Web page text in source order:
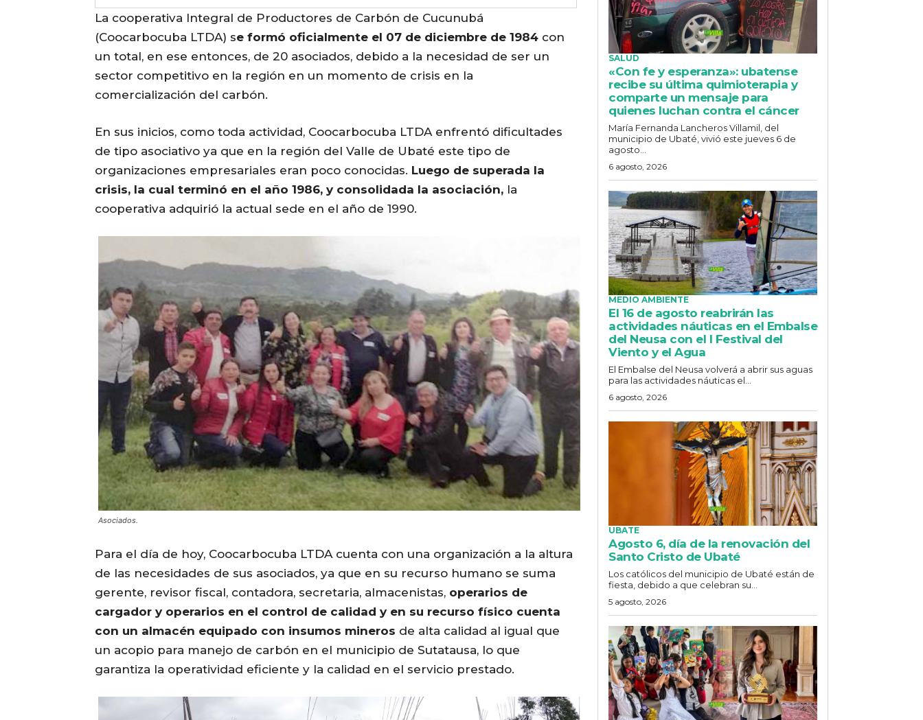
La cooperativa Integral de Productores de Carbón de Cucunubá
(Coocarbocuba LTDA) se formó oficialmente el 07 de diciembre de 1984 con
un total, en ese entonces, de 20 asociados, debido a la necesidad de ser un
sector competitivo en la región en un momento de crisis en la
comercialización del carbón.
En sus inicios, como toda actividad, Coocarbocuba LTDA enfrentó dificultades
de tipo asociativo ya que en la región del Valle de Ubaté este tipo de
organizaciones empresariales eran poco conocidas. Luego de superada la
crisis, la cual terminó en el año 1986, y consolidada la asociación, la
cooperativa adquirió la actual sede en el año de 1990.
Asociados.
Para el día de hoy, Coocarbocuba LTDA cuenta con una organización a la altura
de las necesidades de sus asociados, ya que en su recurso humano se suma
gerente, revisor fiscal, contadora, secretaria, almacenistas, operarios de
cargador y operarios en el control de calidad y en su recurso físico cuenta
con un almacén equipado con insumos mineros de alta calidad al igual que
un acopio para manejo de carbón en el municipio de Sutatausa, lo que
garantiza la operatividad eficiente y la calidad en el servicio prestado.
SALUD
«Con fe y esperanza»: ubatense
recibe su última quimioterapia y
comparte un mensaje para
quienes luchan contra el cáncer
María Fernanda Lancheros Villamil, del
municipio de Ubaté, vivió este jueves 6 de
agosto...
6 agosto, 2026
MEDIO AMBIENTE
El 16 de agosto reabrirán las
actividades náuticas en el Embalse
del Neusa con el I Festival del
Viento y el Agua
El Embalse del Neusa volverá a abrir sus aguas
para las actividades náuticas el...
6 agosto, 2026
UBATE
Agosto 6, día de la renovación del
Santo Cristo de Ubaté
Los católicos del municipio de Ubaté están de
fiesta, debido a que celebran su...
5 agosto, 2026